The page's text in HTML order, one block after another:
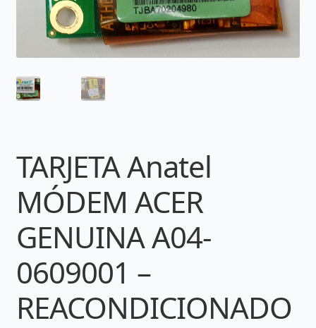
TARJETA Anatel
MÓDEM ACER
GENUINA A04-
0609001 –
REACONDICIONADO